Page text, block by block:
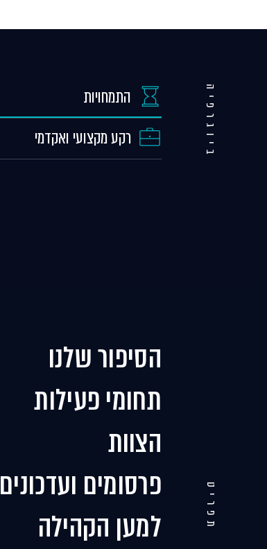
ביוגרפיה
התמחויות
רקע מקצועי ואקדמי
תפריט
הסיפור שלנו
תחומי פעילות
הצוות
פרסומים ועדכונים
למען הקהילה